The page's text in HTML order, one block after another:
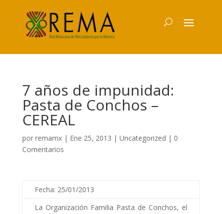
7 años de impunidad:
Pasta de Conchos –
CEREAL
por remamx| Ene 25, 2013 | Uncategorized | 0
Comentarios
Fecha: 25/01/2013
La Organización Familia Pasta de Conchos, el